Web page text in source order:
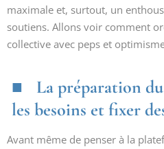
maximale et, surtout, un
soutiens. Allons voir comment
collective avec peps et
La préparation
les besoins et fixer
Avant même de penser à la